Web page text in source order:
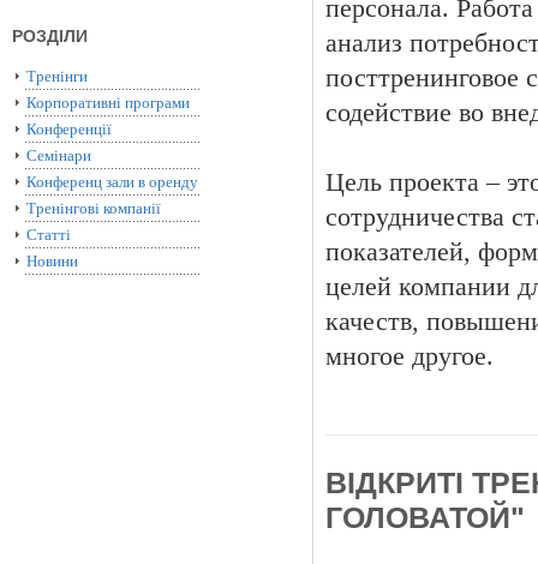
РОЗДІЛИ
Тренінги
Корпоративні програми
Конференції
Семінари
Конференц зали в оренду
Тренінгові компанії
Статті
Новини
персонала.
анализ
посттренинговое
содействие во
Цель проекта –
сотрудничества
показателей,
целей компании
качеств,
многое другое.
ВІДКРИТІ
ГОЛОВАТОЙ"